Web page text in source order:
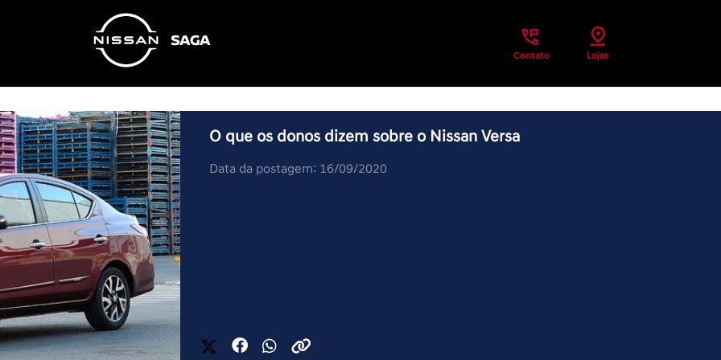
Contato Lojas
O que os donos dizem sobre o Nissan Versa
Data da postagem: 16/09/2020